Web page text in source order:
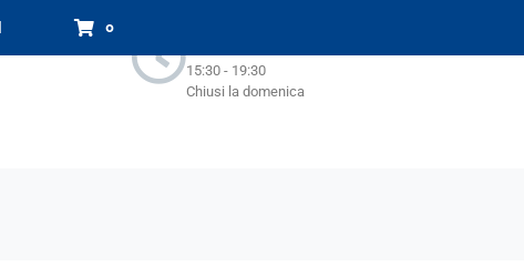
15:30 - 19:30
Chiusi la domenica
0